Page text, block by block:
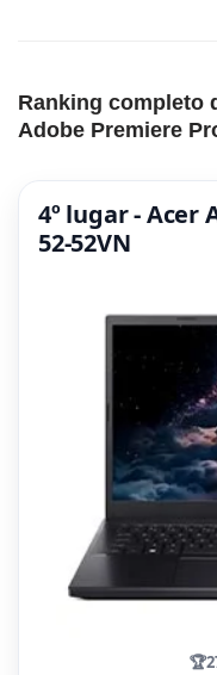
Ranking completo
Adobe Premiere
4º lugar - Acer
52-52VN
🏆